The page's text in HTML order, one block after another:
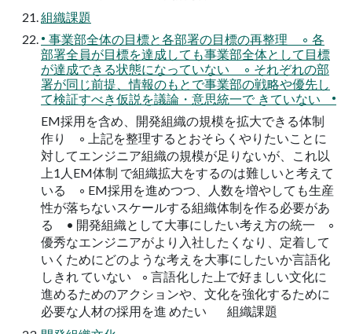
組織課題
• 事業部全体の目標と各部署の目標の再整理 ◦ 各
部署全員が目標を達成しても事業部全体として目標
が達成できる状態になっていない ◦ それぞれの部
署が同じ前提、情報のもとで事業部の戦略や優先し
て検証すべき仮説を議論・意思統一で きていない •
EM採用を含め、開発組織の規模を拡大できる体制
作り ◦ 上記を整理するとおそらくやりたいことに
対してエンジニア組織の規模が足りないが、これ以
上1人EM体制 で組織拡大をするのは難しいと考えて
いる ◦ EM採用を進めつつ、人数を増やしても生産
性が落ちないスケールする組織体制を作る必要があ
る • 開発組織として大事にしたい考え方の統一 ◦
優秀なエンジニアがより入社したくなり、定着して
いくためにどのような考えを大事にしたいか言語化
しきれ ていない ◦ 言語化した上で好ましい文化に
進めるためのアクションや、文化を強化するために
必要な人材の採用を進 めたい 組織課題